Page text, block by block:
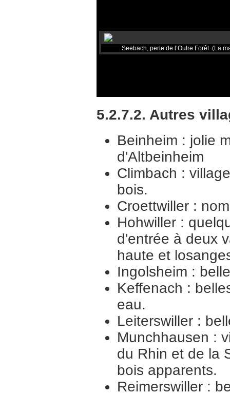
Seebach, perle de l’Outre Forêt. (La
5.2.7.2. Autres
Beinheim : jolie
d'Altbeinheim
Climbach :
bois.
Croettwiller :
Hohwiller :
d'entrée à deux
haute et
Ingolsheim :
Keffenach :
eau.
Leiterswiller :
Munchhausen :
du Rhin et de la
bois apparents.
Reimerswiller :